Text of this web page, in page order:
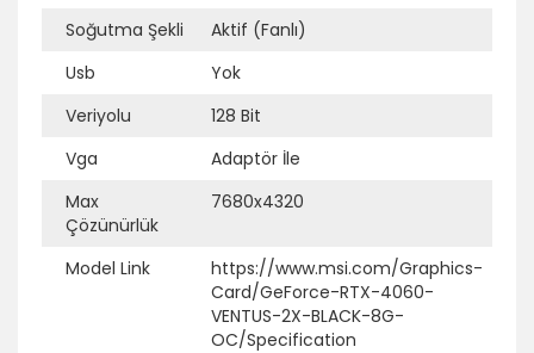
Soğutma Şekli
Aktif (Fanlı)
Usb
Yok
Veriyolu
128 Bit
Vga
Adaptör İle
Max
Çözünürlük
7680x4320
Model Link
https://www.msi.com/Graphics-
Card/GeForce-RTX-4060-
VENTUS-2X-BLACK-8G-
OC/Specification